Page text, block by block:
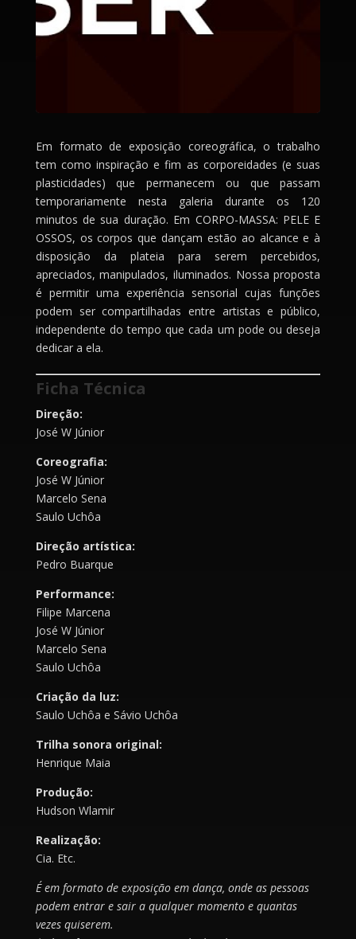
Em formato de exposição coreográfica, o trabalho
tem como inspiração e fim as corporeidades (e suas
plasticidades) que permanecem ou que passam
temporariamente nesta galeria durante os 120
minutos de sua duração. Em CORPO-MASSA: PELE E
OSSOS, os corpos que dançam estão ao alcance e à
disposição da plateia para serem percebidos,
apreciados, manipulados, iluminados. Nossa proposta
é permitir uma experiência sensorial cujas funções
podem ser compartilhadas entre artistas e público,
independente do tempo que cada um pode ou deseja
dedicar a ela.
Ficha Técnica
Direção:
José W Júnior
Coreografia:
José W Júnior
Marcelo Sena
Saulo Uchôa
Direção artística:
Pedro Buarque
Performance:
Filipe Marcena
José W Júnior
Marcelo Sena
Saulo Uchôa
Criação da luz:
Saulo Uchôa e Sávio Uchôa
Trilha sonora original:
Henrique Maia
Produção:
Hudson Wlamir
Realização:
Cia. Etc.
É em formato de exposição em dança, onde as pessoas
podem entrar e sair a qualquer momento e quantas
vezes quiserem.